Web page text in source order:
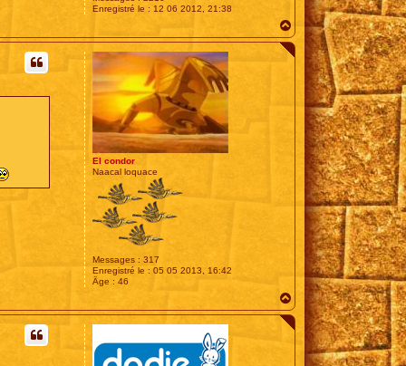
Enregistré le : 12 06 2012, 21:38
a
u
El condor
Naacal loquace
Messages : 317
Enregistré le : 05 05 2013, 16:42
Âge : 46
a
u